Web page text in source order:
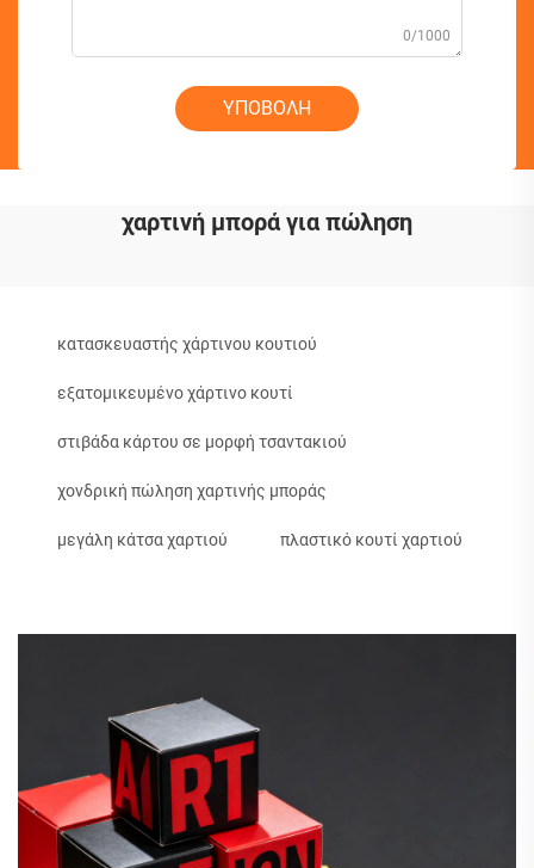
0/1000
ΥΠΟΒΟΛΗ
χαρτινή μπορά για πώληση
κατασκευαστής χάρτινου κουτιού
εξατομικευμένο χάρτινο κουτί
στιβάδα κάρτου σε μορφή τσαντακιού
χονδρική πώληση χαρτινής μποράς
μεγάλη κάτσα χαρτιού πλαστικό κουτί χαρτιού